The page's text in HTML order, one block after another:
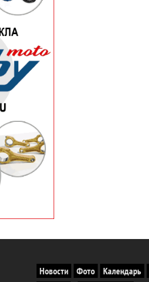
Новости Фото Календарь